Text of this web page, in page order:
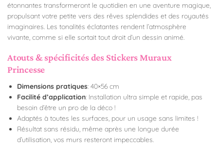
étonnantes transformeront le quotidien en une aventure magique,
propulsant votre petite vers des rêves splendides et des royautés
imaginaires. Les tonalités éclatantes rendent l’atmosphère
vivante, comme si elle sortait tout droit d’un dessin animé.
Atouts & spécificités des Stickers Muraux
Princesse
Dimensions pratiques: 40×56 cm
Facilité d’application: Installation ultra simple et rapide, pas
besoin d’être un pro de la déco !
Adaptés à toutes les surfaces, pour un usage sans limites !
Résultat sans résidu, même après une longue durée
d’utilisation, vos murs resteront impeccables.